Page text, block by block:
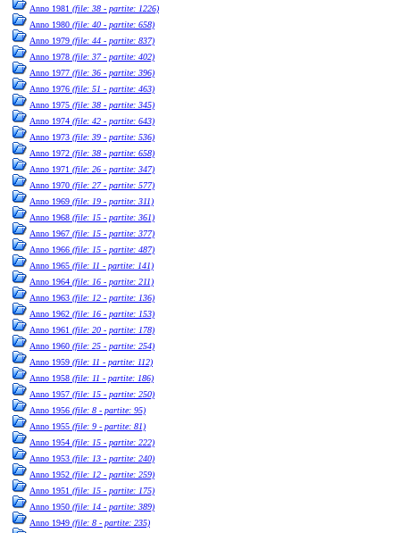
Anno 1981 (file: 38 - partite: 1226)
Anno 1980 (file: 40 - partite: 658)
Anno 1979 (file: 44 - partite: 837)
Anno 1978 (file: 37 - partite: 402)
Anno 1977 (file: 36 - partite: 396)
Anno 1976 (file: 51 - partite: 463)
Anno 1975 (file: 38 - partite: 345)
Anno 1974 (file: 42 - partite: 643)
Anno 1973 (file: 39 - partite: 536)
Anno 1972 (file: 38 - partite: 658)
Anno 1971 (file: 26 - partite: 347)
Anno 1970 (file: 27 - partite: 577)
Anno 1969 (file: 19 - partite: 311)
Anno 1968 (file: 15 - partite: 361)
Anno 1967 (file: 15 - partite: 377)
Anno 1966 (file: 15 - partite: 487)
Anno 1965 (file: 11 - partite: 141)
Anno 1964 (file: 16 - partite: 211)
Anno 1963 (file: 12 - partite: 136)
Anno 1962 (file: 16 - partite: 153)
Anno 1961 (file: 20 - partite: 178)
Anno 1960 (file: 25 - partite: 254)
Anno 1959 (file: 11 - partite: 112)
Anno 1958 (file: 11 - partite: 186)
Anno 1957 (file: 15 - partite: 250)
Anno 1956 (file: 8 - partite: 95)
Anno 1955 (file: 9 - partite: 81)
Anno 1954 (file: 15 - partite: 222)
Anno 1953 (file: 13 - partite: 240)
Anno 1952 (file: 12 - partite: 259)
Anno 1951 (file: 15 - partite: 175)
Anno 1950 (file: 14 - partite: 389)
Anno 1949 (file: 8 - partite: 235)